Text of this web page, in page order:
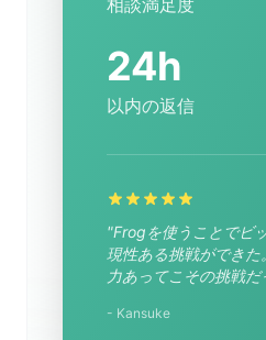
24h
以内の返信
"Frogを使うことでビ
現性ある挑戦ができ
力あってこその挑戦
- Kansuke